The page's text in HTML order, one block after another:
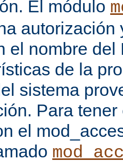
El módulo
autorización
el nombre
de la
sistema
Para
el